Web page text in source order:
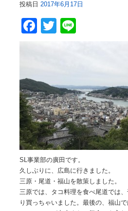
投稿日 2017年6月17日
Facebook
Twitter
SL事業部の廣田です。
久しぶりに、広島に行きました。
三原・尾道・福山を散策しました。
三原では、タコ料理を食べ尾道では
り買っちゃいました。最後の、福山